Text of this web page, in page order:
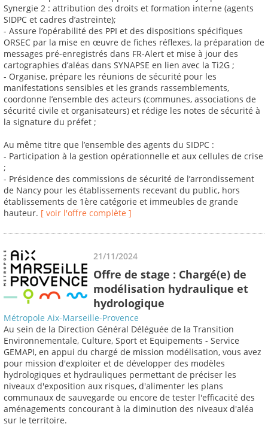
Synergie 2 : attribution des droits et formation interne (agents
SIDPC et cadres d’astreinte);
- Assure l’opérabilité des PPI et des dispositions spécifiques
ORSEC par la mise en œuvre de fiches réflexes, la préparation de
messages pré-enregistrés dans FR-Alert et mise à jour des
cartographies d’aléas dans SYNAPSE en lien avec la Ti2G ;
- Organise, prépare les réunions de sécurité pour les
manifestations sensibles et les grands rassemblements,
coordonne l’ensemble des acteurs (communes, associations de
sécurité civile et organisateurs) et rédige les notes de sécurité à
la signature du préfet ;
Au même titre que l’ensemble des agents du SIDPC :
- Participation à la gestion opérationnelle et aux cellules de crise
;
- Présidence des commissions de sécurité de l’arrondissement
de Nancy pour les établissements recevant du public, hors
établissements de 1ère catégorie et immeubles de grande
hauteur. [ voir l'offre complète ]
21/11/2024
Offre de stage : Chargé(e) de
modélisation hydraulique et
hydrologique
Métropole Aix-Marseille-Provence
Au sein de la Direction Général Déléguée de la Transition
Environnementale, Culture, Sport et Equipements - Service
GEMAPI, en appui du chargé de mission modélisation, vous avez
pour mission d'exploiter et de développer des modèles
hydrologiques et hydrauliques permettant de préciser les
niveaux d'exposition aux risques, d'alimenter les plans
communaux de sauvegarde ou encore de tester l'efficacité des
aménagements concourant à la diminution des niveaux d'aléa
sur le territoire.